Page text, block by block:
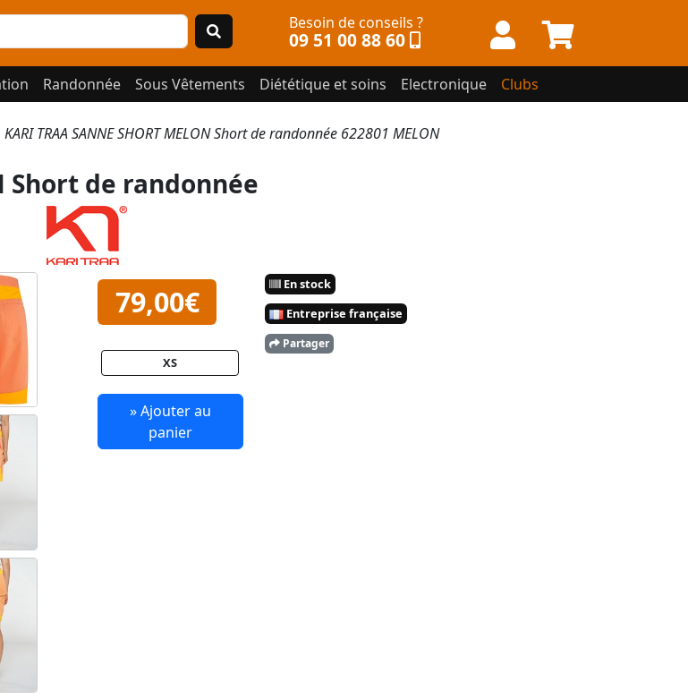
Besoin de conseils ?
09 51 00 88 60
Randonnée Sous Vêtements Diététique et soins Electronique Clubs
KARI TRAA SANNE SHORT MELON Short de randonnée 622801 MELON
Short de randonnée
79,00€
XS
» Ajouter au
panier
En stock
Entreprise française
Partager